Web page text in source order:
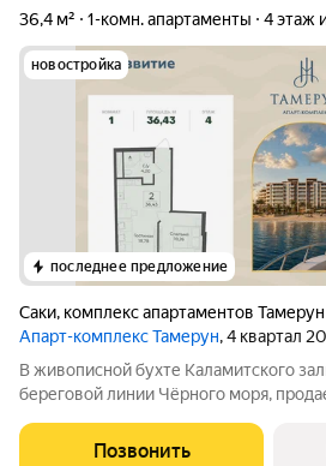
36,4 м² 1-комн. апартаменты 4 этаж
новостройка
последнее предложение
Саки, комплекс апартаментов Тамерун
Апарт-комплекс Тамерун, 4 квартал
В живописной бухте Каламитского
береговой линии Чёрного моря,
расположен на 4 этаже, в апарт-
Позвонить